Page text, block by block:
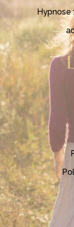
Hypnose